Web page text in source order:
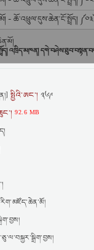
སྤྱིའི་ཨང་། ༣༦༩
92.6 MB